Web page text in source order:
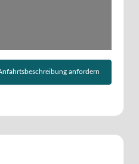
anfordern